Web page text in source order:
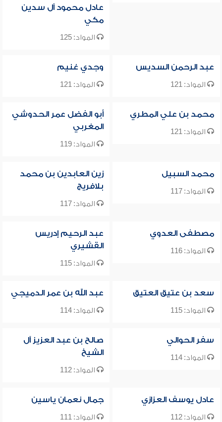
عادل محمود آل سدين
مكي
المواد: 125
عبد الرحمن السديس
المواد: 121
وجدي غنيم
المواد: 121
محمد بن علي المطري
المواد: 121
أبو الفضل عمر الحدوشي
المغربي
المواد: 119
محمد السبيل
المواد: 117
زين العابدين بن محمد
بلافريج
المواد: 117
مصطفى العدوي
المواد: 116
عبد الرحيم إدريس
القشيري
المواد: 115
سعد بن عتيق العتيق
المواد: 115
عبد الله بن عمر الدميجي
المواد: 114
سفر الحوالي
المواد: 114
صالح بن عبد العزيز آل
الشيخ
المواد: 112
عادل يوسف العزازي
المواد: 112
جمال نعمان ياسين
المواد: 111